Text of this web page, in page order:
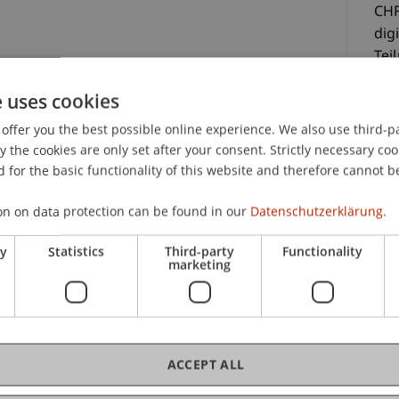
Digitalisation
Kursunterlagen und
zum Preis von CHF 440.- gebucht werden.
Es
cookies
you the best possible online experience. We also use third-
the cookies are only set after your consent. Strictly necessary
for the basic functionality of this website and therefore cannot
on data protection can be found in our Datenschutzerklärung.
Statistics Third-party
marketing
Functionality
ACCEPT ALL